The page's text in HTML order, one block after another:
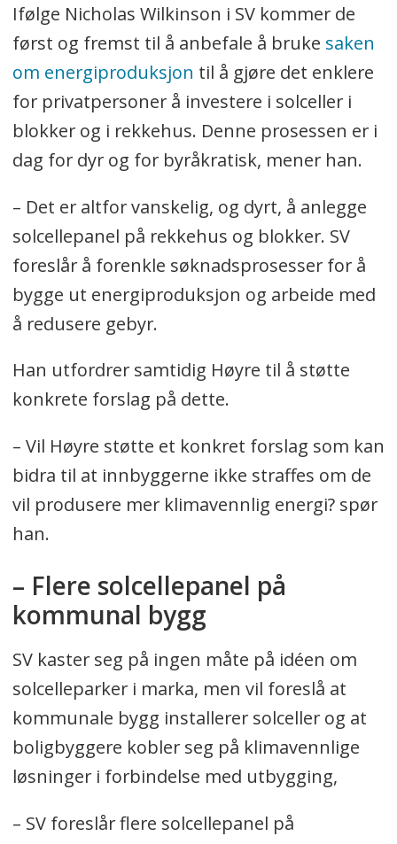
Ifølge Nicholas Wilkinson i SV kommer de
først og fremst til å anbefale å bruke saken
om energiproduksjon til å gjøre det enklere
for privatpersoner å investere i solceller i
blokker og i rekkehus. Denne prosessen er i
dag for dyr og for byråkratisk, mener han.
– Det er altfor vanskelig, og dyrt, å anlegge
solcellepanel på rekkehus og blokker. SV
foreslår å forenkle søknadsprosesser for å
bygge ut energiproduksjon og arbeide med
å redusere gebyr.
Han utfordrer samtidig Høyre til å støtte
konkrete forslag på dette.
– Vil Høyre støtte et konkret forslag som kan
bidra til at innbyggerne ikke straffes om de
vil produsere mer klimavennlig energi? spør
han.
– Flere solcellepanel på
kommunal bygg
SV kaster seg på ingen måte på idéen om
solcelleparker i marka, men vil foreslå at
kommunale bygg installerer solceller og at
boligbyggere kobler seg på klimavennlige
løsninger i forbindelse med utbygging,
– SV foreslår flere solcellepanel på